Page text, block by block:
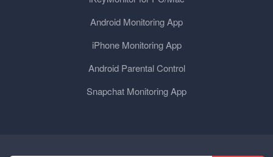
Android Monitoring App
iPhone Monitoring App
Android Parental Control
Snapchat Monitoring App